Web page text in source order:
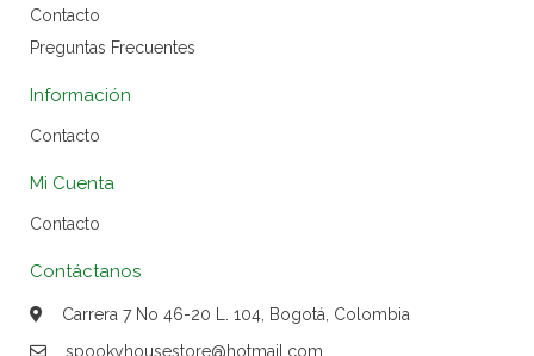
Contacto
Preguntas Frecuentes
Información
Contacto
Mi Cuenta
Contacto
Contáctanos
Carrera 7 No 46-20 L. 104, Bogotá, Colombia
spookyhousestore@hotmail.com